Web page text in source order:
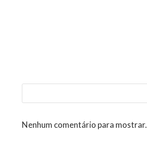
Nenhum comentário para mostrar.